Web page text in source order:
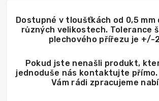
Dostupné v tloušťkách od 0,5 mm
různých velikostech. Tolerance
plechového přířezu je +/-
Pokud jste nenašli produkt,
jednoduše nás kontaktujte přímo.
Vám rádi zpracujeme